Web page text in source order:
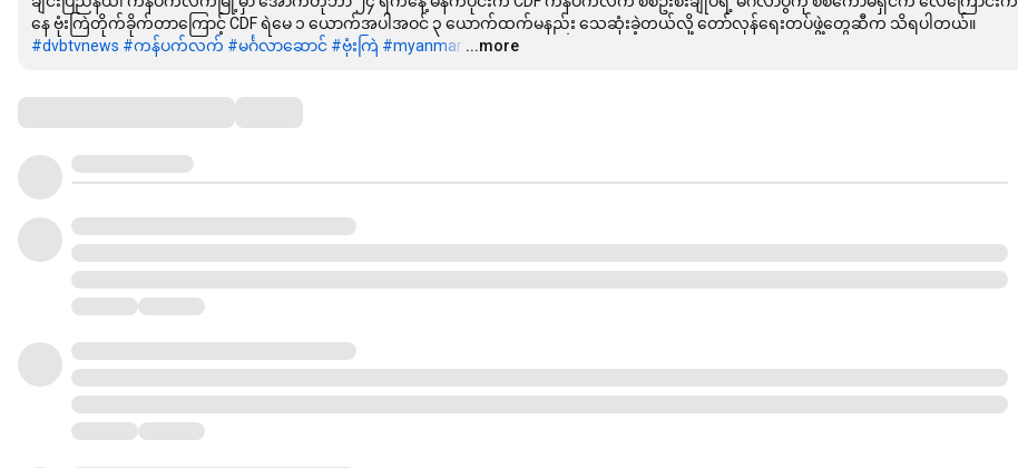
#dvbtvnews #ကန်ပက်လက် #မင်္ဂလာဆောင် #ဗုံးကြဲ #myanmar …
...more